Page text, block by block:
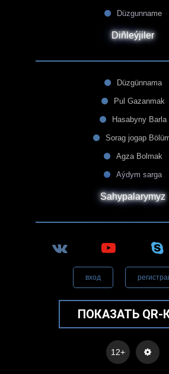
Düzgunname
Diñleýjiler
Düzgünnama
Pul Gazanmak
Hasabyny Barla
Sorag jogap
Agza Bolmak
Aýdym sarga
Sahypalarymyz
вход
ПОКАЗАТЬ QR-
12+